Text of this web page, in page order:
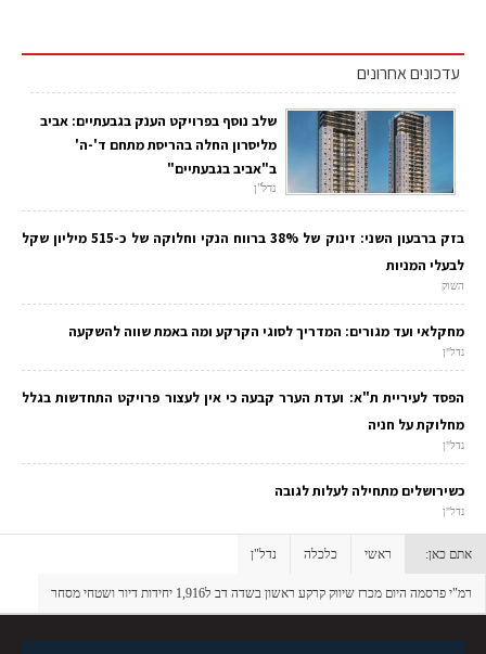
עדכונים אחרונים
שלב נוסף בפרויקט הענק בגבעתיים: אביב
מליסרון החלה בהריסת מתחם ד'-ה'
ב"אביב בגבעתיים"
נדל"ן
בזק ברבעון השני: זינוק של 38% ברווח הנקי וחלוקה של כ-515 מיליון שקל
לבעלי המניות
השוק
מחקלאי ועד מגורים: המדריך לסוגי הקרקע ומה באמת שווה להשקעה
נדל"ן
הפסד לעיריית ת"א: ועדת הערר קבעה כי אין לעצור פרויקט התחדשות בגלל
מחלוקת על חניה
נדל"ן
כשירושלים מתחילה לעלות לגובה
נדל"ן
אתם כאן: ראשי כלכלה נדל"ן
רמ"י פרסמה היום מכרז שיווק קרקע ראשון בשדה דב ל1,916 יחידות דיור ושטחי מסחר